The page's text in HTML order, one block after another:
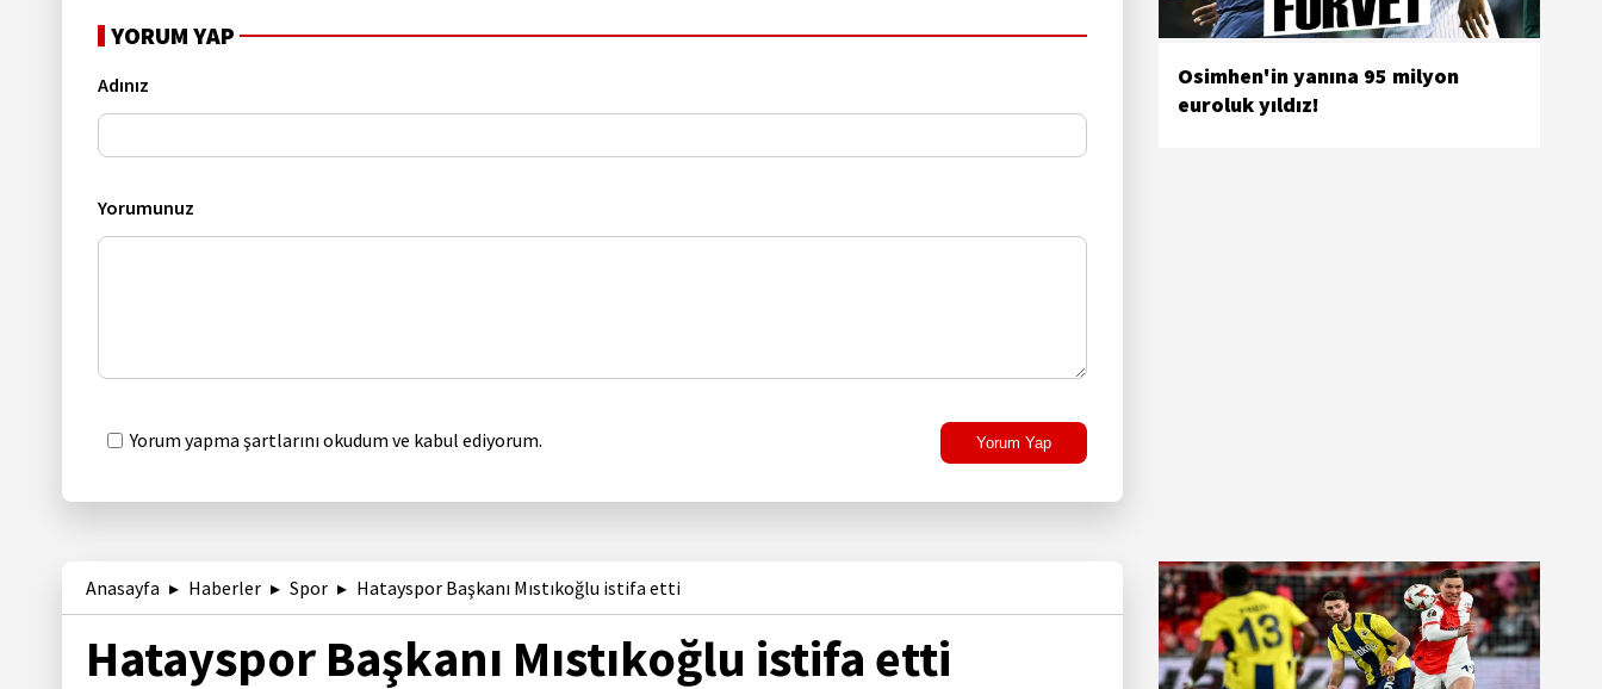
YORUM YAP
Adınız
Yorumunuz
Yorum yapma şartlarını okudum ve kabul ediyorum. Yorum Yap
Osimhen'in yanına 95 milyon
euroluk yıldız!
Anasayfa Haberler Spor Hatayspor Başkanı Mıstıkoğlu istifa etti
Hatayspor Başkanı Mıstıkoğlu istifa etti